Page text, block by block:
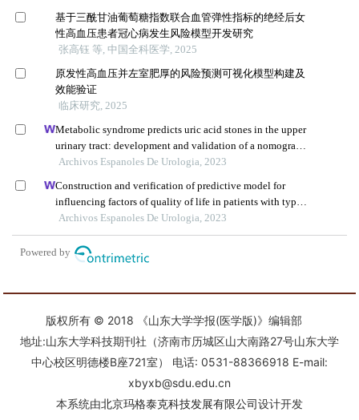
版权所有 © 2018 《山东大学学报(医学版)》编辑部
地址:山东大学科技期刊社（济南市历城区山大南路27号山东大学
中心校区明德楼B座721室） 电话: 0531-88366918 E-mail:
xbyxb@sdu.edu.cn
本系统由北京玛格泰克科技发展有限公司设计开发